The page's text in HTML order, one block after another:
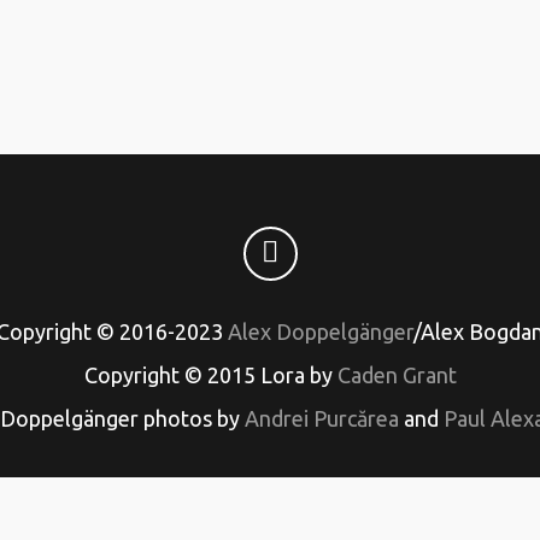
© 2016-2023 Alex Doppelgänger/Alex
Copyright © 2015 Lora by Caden Grant
photos byAndrei Purcărea and Paul